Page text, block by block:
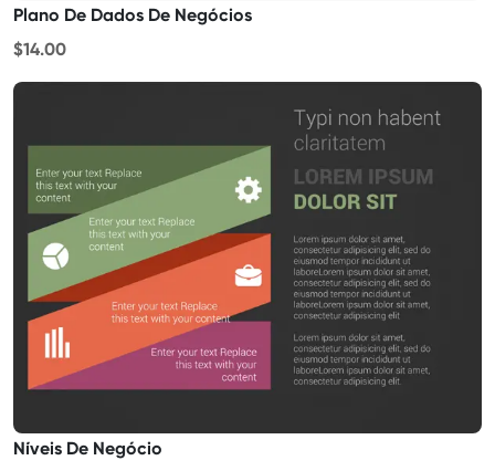
Plano De Dados De Negócios
$14.00
Níveis De Negócio